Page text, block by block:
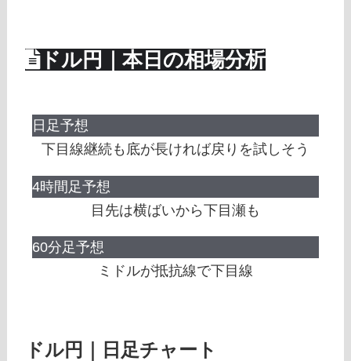
ドル円｜本日の相場分析
日足予想
下目線継続も底が長ければ戻りを試しそう
4時間足予想
目先は横ばいから下目瀬も
60分足予想
ミドルが抵抗線で下目線
ドル円｜日足チャート